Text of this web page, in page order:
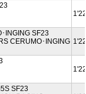
INGING SF23
CERUMO･INGING
SF23